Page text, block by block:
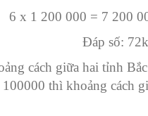
6 x 1 200 000 = 7 200
Đáp số:
cách giữa hai tỉnh
thì khoảng cách